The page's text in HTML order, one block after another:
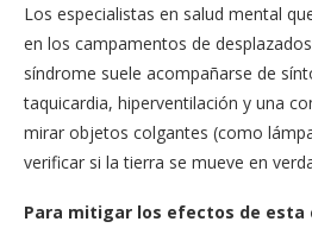
Los especialistas en salud mental
en los campamentos de
síndrome suele acompañarse de
taquicardia, hiperventilación y una
mirar objetos colgantes (como
verificar si la tierra se mueve en
Para mitigar los efectos de esta